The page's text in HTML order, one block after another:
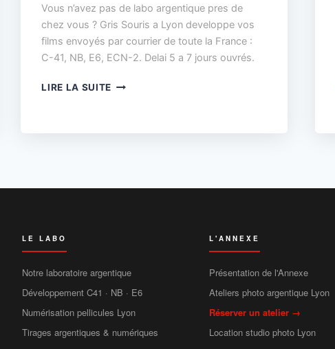
Vous n’avez pas de labo argentique pres de
chez vous ? Gris Souris a Lyon developpe vos
films envoyés par courrier de toute la France :
C-41, NB, E6, ECN-2. Delai 5 a 7 jours ouvrés.
LIRE LA SUITE DÉVELOPPEMENT
LE LABO
Notre laboratoire argentique
Développement C41 · NB · E6
Numérisation pellicules Lyon
Tirages argentiques & numériques
L'ANNEXE
Présentation de l'Annexe
Ateliers photo argentique Lyon
Réserver un atelier →
Location studio photo Lyon